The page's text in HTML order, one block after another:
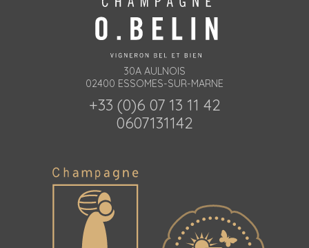
30A AULNOIS
02400 ESSOMES-SUR-MARNE
+33 (0)6 07 13 11 42
0607131142